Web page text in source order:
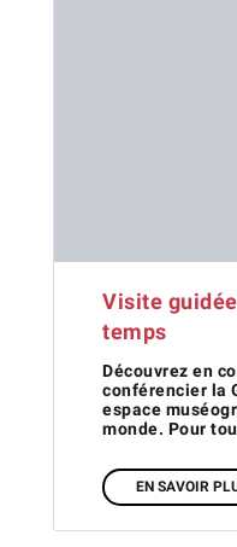
Visite
temps
Découvrez en
conférencier la
espace
monde. Pour
EN SAVOIR